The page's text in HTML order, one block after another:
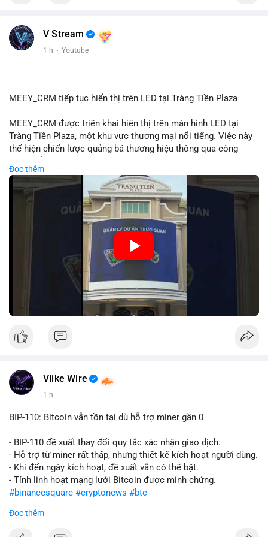
V Stream
1 h · Youtube
MEEY_CRM tiếp tục hiển thị trên LED tại Tràng Tiền Plaza
MEEY_CRM được triển khai hiển thị trên màn hình LED tại
Tràng Tiền Plaza, một khu vực thương mại nổi tiếng. Việc này
thể hiện chiến lược quảng bá thương hiệu thông qua công
lớn hàng ngày, giúp tăng cường nhận diện thương hiệu
MEEY_CRM. Mô hình này kết hợp công nghệ LED với việc đặt
sản tại điểm giao thông quan trọng.
🎥 Xem video trực tiếp tại:
Đọc thêm
Vlike Wire
1 h
BIP-110: Bitcoin vẫn tồn tại dù hỗ trợ miner gần 0
- BIP-110 đề xuất thay đổi quy tắc xác nhận giao dịch.
- Hỗ trợ từ miner rất thấp, nhưng thiết kế kích hoạt người dùng.
- Khi đến ngày kích hoạt, đề xuất vẫn có thể bật.
- Tính linh hoạt mạng lưới Bitcoin được minh chứng.
#binancesquare #cryptonews #btc
$btc
Đọc thêm